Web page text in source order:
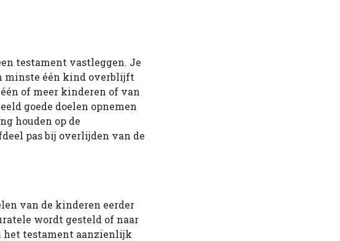
testament vastleggen. Je
minste één kind overblijft
of meer kinderen of van
goede doelen opnemen
houden op de
pas bij overlijden van de
van de kinderen eerder
wordt gesteld of naar
het testament aanzienlijk